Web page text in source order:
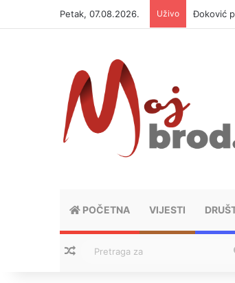
Petak, 07.08.2026. Uživo APIF
POČETNA VIJESTI
Nasumični tekstovi